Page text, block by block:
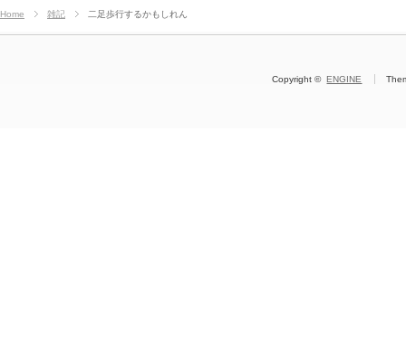
Home 雑記 二足歩行するかもしれん
Copyright ©ENGINE